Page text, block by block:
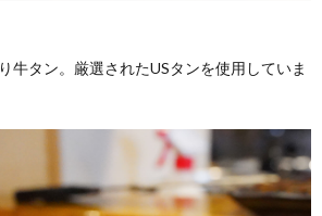
牛タン。厳選されたUSタンを使用していま